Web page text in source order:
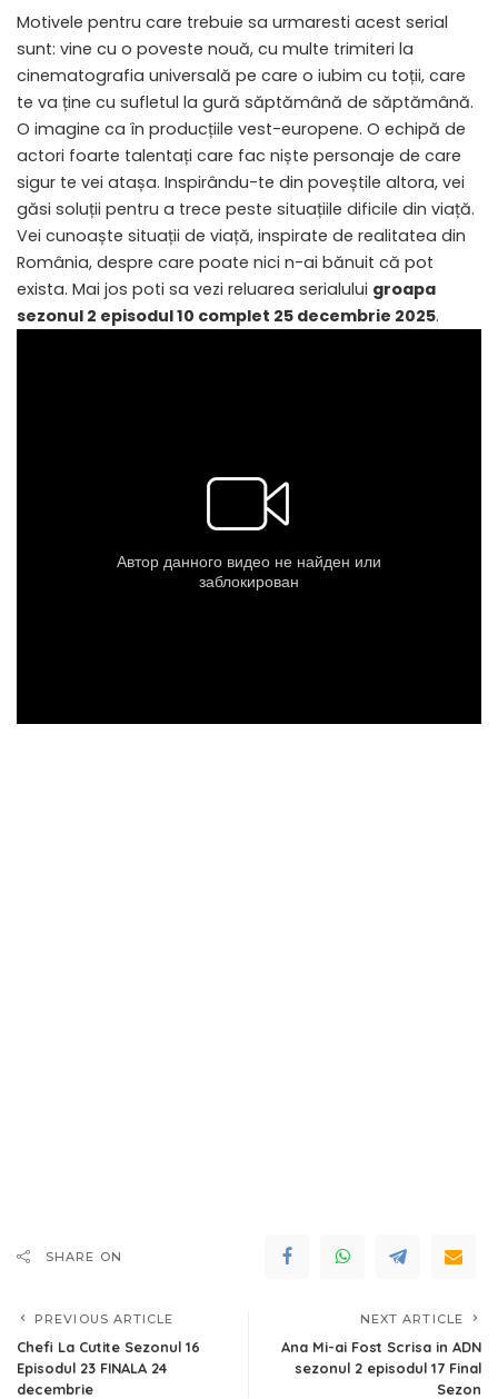
Motivele pentru care trebuie sa urmaresti acest serial
sunt: vine cu o poveste nouă, cu multe trimiteri la
cinematografia universală pe care o iubim cu toții, care
te va ține cu sufletul la gură săptămână de săptămână.
O imagine ca în producțiile vest-europene. O echipă de
actori foarte talentați care fac niște personaje de care
sigur te vei atașa. Inspirându-te din poveștile altora, vei
găsi soluții pentru a trece peste situațiile dificile din viață.
Vei cunoaște situații de viață, inspirate de realitatea din
România, despre care poate nici n-ai bănuit că pot
exista. Mai jos poti sa vezi reluarea serialului groapa
sezonul 2 episodul 10 complet 25 decembrie 2025.
SHARE ON
PREVIOUS ARTICLE
Chefi La Cutite Sezonul 16
Episodul 23 FINALA 24
decembrie
NEXT ARTICLE
Ana Mi-ai Fost Scrisa in ADN
sezonul 2 episodul 17 Final
Sezon